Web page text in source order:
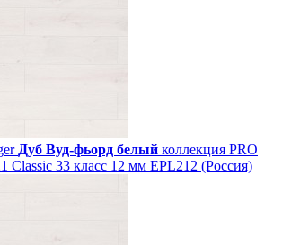
Дуб Вуд-фьорд белый коллекция PRO
Classic 33 класс 12 мм EPL212 (Россия)